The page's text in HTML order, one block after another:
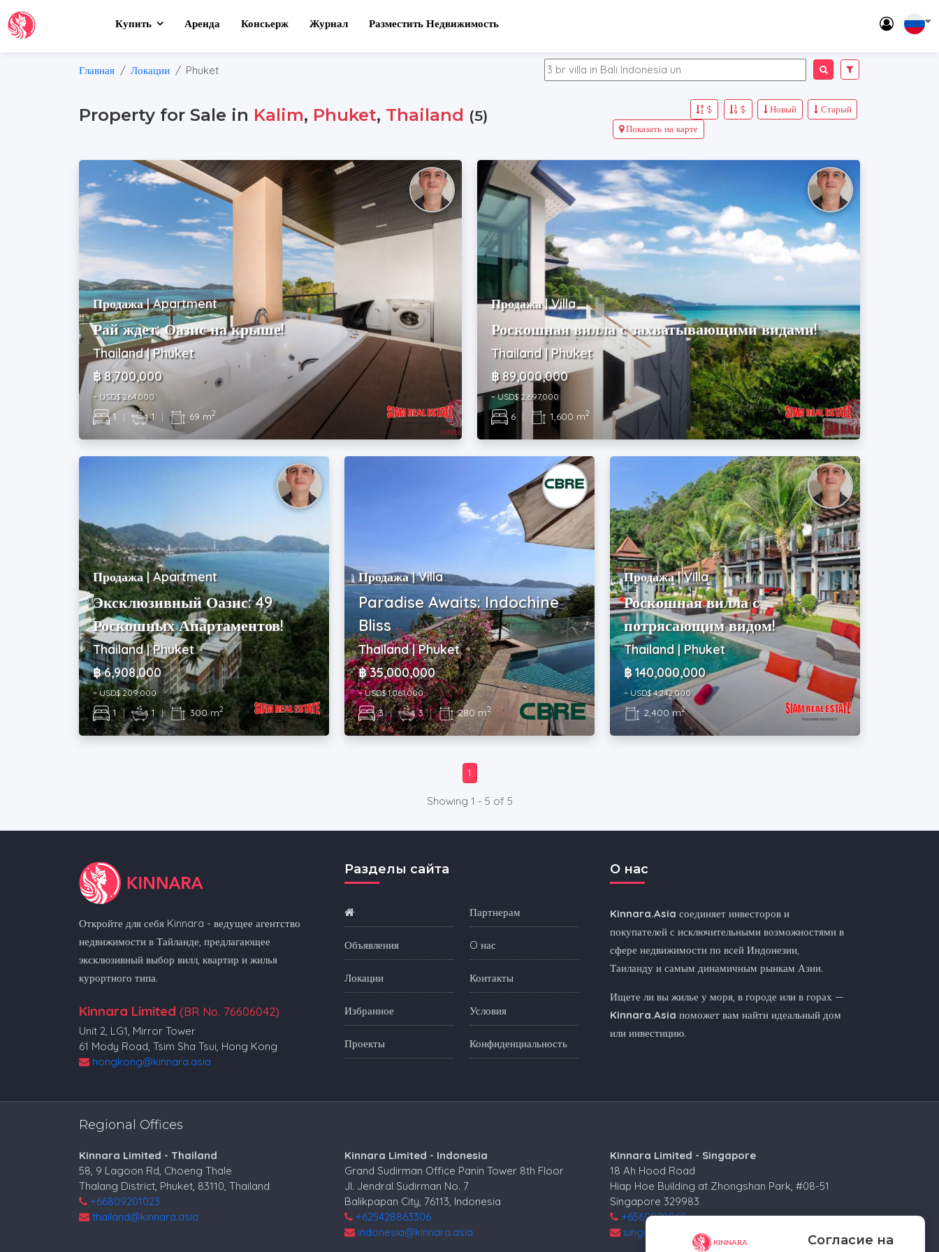
Купить Аренда Консьерж Журнал Разместить Недвижимость
Главная Локации Phuket
Property for Sale in Kalim, Phuket, Thailand (5) Старый
Новый
$
$
Показать на карте
Продажа | Apartment
Рай ждет: Оазис на крыше!
Thailand | Phuket
฿ 8,700,000
~ USD$ 264,000
1 | 1 | 69 m2
Продажа | Villa
Роскошная вилла с захватывающими видами!
Thailand | Phuket
฿ 89,000,000
~ USD$ 2,697,000
6 | 1,600 m2
Продажа | Apartment
Эксклюзивный Оазис: 49
Роскошных Апартаментов!
Thailand | Phuket
฿ 6,908,000
~ USD$ 209,000
1 | 1 | 300 m2
Продажа | Villa
Paradise Awaits: Indochine
Bliss
Thailand | Phuket
฿ 35,000,000
~ USD$ 1,061,000
3 | 3 | 280 m2
Продажа | Villa
Роскошная вилла с
потрясающим видом!
Thailand | Phuket
฿ 140,000,000
~ USD$ 4,242,000
2,400 m2
1
Showing 1 - 5 of 5
Согласие на
Откройте для себя Kinnara - ведущее агентство
недвижимости в Тайланде, предлагающее
эксклюзивный выбор вилл, квартир и жилья
курортного типа.
Kinnara Limited (BR No. 76606042)
Unit 2, LG1, Mirror Tower
61 Mody Road, Tsim Sha Tsui, Hong Kong
hongkong@kinnara.asia
Разделы сайта
Объявления
Локации
Избранное
Проекты
Партнерам
O нас
Контакты
Условия
Конфиденциальность
O нас
Kinnara.Asia соединяет инвесторов и
покупателей с исключительными возможностями в
сфере недвижимости по всей Индонезии,
Таиланду и самым динамичным рынкам Азии.
Ищете ли вы жилье у моря, в городе или в горах —
Kinnara.Asia поможет вам найти идеальный дом
или инвестицию.
Regional Offices
Kinnara Limited - Thailand
58, 9 Lagoon Rd, Choeng Thale
Thalang District, Phuket, 83110, Thailand
+66809201023
thailand@kinnara.asia
Kinnara Limited - Indonesia
Grand Sudirman Office Panin Tower 8th Floor
Jl. Jendral Sudirman No. 7
Balikpapan City, 76113, Indonesia
+625428863306
indonesia@kinnara.asia
Kinnara Limited - Singapore
18 Ah Hood Road
Hiap Hoe Building at Zhongshan Park, #08-51
Singapore 329983
+6569928068
singapore@kinnara.asia